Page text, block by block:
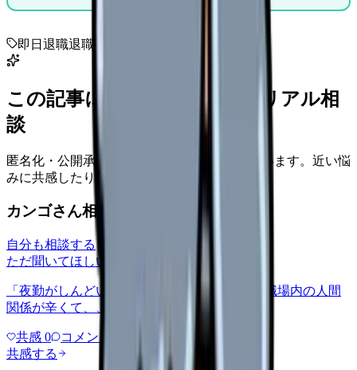
即日退職退職代行
この記事に近い看護師さんのリアル相
談
匿名化・公開承認済みの本音だけを表示しています。近い悩
みに共感したり、自分の状況を投稿できます。
カンゴさん相談室から共有された相談
自分も相談する
ただ聞いてほしい
「夜勤がしんどい」について相談したいです 職場内の人間
関係が辛くて、、、
共感 0 コメント
共感する